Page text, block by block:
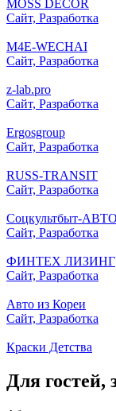
MOSS DECOR
Сайт, Разработка
M4E-WECHAI
Сайт, Разработка
z-lab.pro
Сайт, Разработка
Ergosgroup
Сайт, Разработка
RUSS-TRANSIT
Сайт, Разработка
Соцкультбыт-
Сайт, Разработка
ФИНТЕХ ЛИЗИНГ
Сайт, Разработка
Авто из Кореи
Сайт, Разработка
Краски Детства
Для гостей,